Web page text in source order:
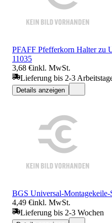
PFAFF Pfefferkorn Halter zu
11035
3,68 €inkl. MwSt.
Lieferung bis 2-3
Details anzeigen
BGS Universal-
4,49 €inkl. MwSt.
Lieferung bis 2-3 Wochen